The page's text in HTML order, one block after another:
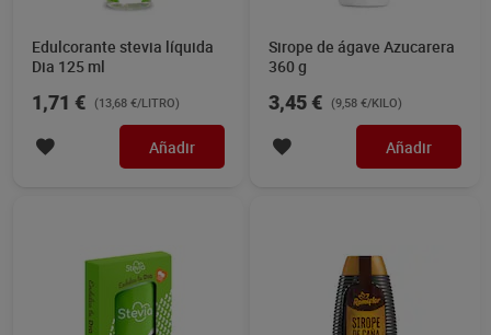
Edulcorante stevia líquida
Dia 125 ml
1,71 € (13,68 €/LITRO)
Añadir
Sirope de ágave Azucarera
360 g
3,45 € (9,58 €/KILO)
Añadir